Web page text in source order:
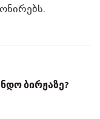
ბირჟაზე?